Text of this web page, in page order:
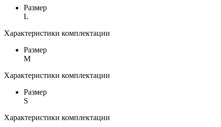
Размер
L
Характеристики комплектации
Размер
M
Характеристики комплектации
Размер
S
Характеристики комплектации